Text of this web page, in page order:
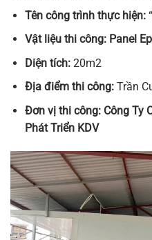
Tên công trình thực hiện:
Vật liệu thi công: Panel
Diện tích:20m2
Địa điểm thi công:Trần
Đơn vị thi công: Công Ty
Phát Triển KDV